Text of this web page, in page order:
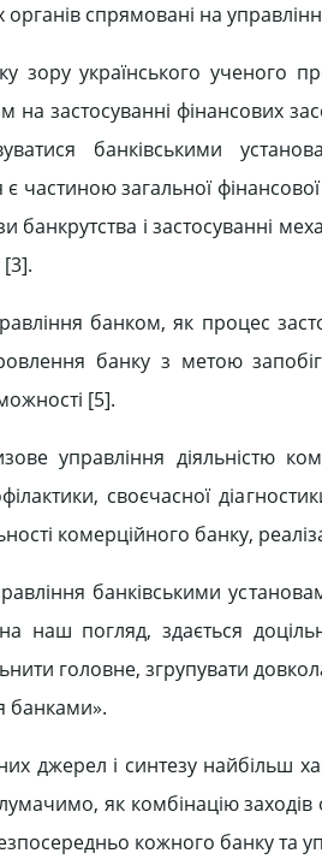
спрямовані на
українського ученого
застосуванні фінансових
банківськими
загальної фінансової
банкрутства і застосуванні
[3].
банком, як процес
банку з метою
[5].
управління діяльністю
своєчасної
комерційного банку,
банківськими
наш погляд, здається
головне, згрупувати
банками».
джерел і синтезу найбільш
як комбінацію
кожного банку